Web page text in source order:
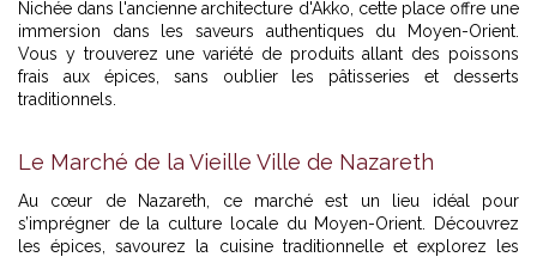
Nichée dans l'ancienne architecture d'Akko, cette place offre une
immersion dans les saveurs authentiques du Moyen-Orient.
Vous y trouverez une variété de produits allant des poissons
frais aux épices, sans oublier les pâtisseries et desserts
traditionnels.
Le Marché de la Vieille Ville de Nazareth
Au cœur de Nazareth, ce marché est un lieu idéal pour
s’imprégner de la culture locale du Moyen-Orient. Découvrez
les épices, savourez la cuisine traditionnelle et explorez les